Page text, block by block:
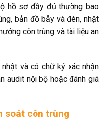
hồ sơ đầy đủ thường bao
bản đồ bẫy và đèn, nhật
côn trùng và tài liệu an
và có chữ ký xác nhận
audit nội bộ hoặc đánh giá
soát côn trùng